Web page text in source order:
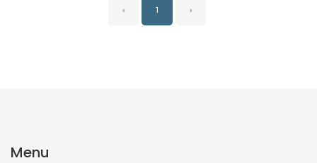
‹ 1 ›
Menu